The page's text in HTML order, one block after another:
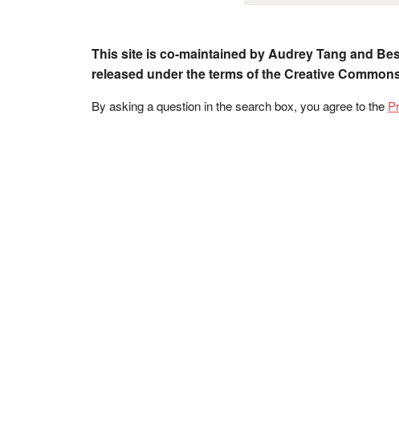
This site is co-maintained by Audrey Tang and
released under the terms of the Creative
By asking a question in the search box, you agree to the